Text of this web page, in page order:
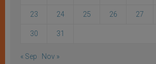
23 24 25 26 27
30 31
« Sep Nov »